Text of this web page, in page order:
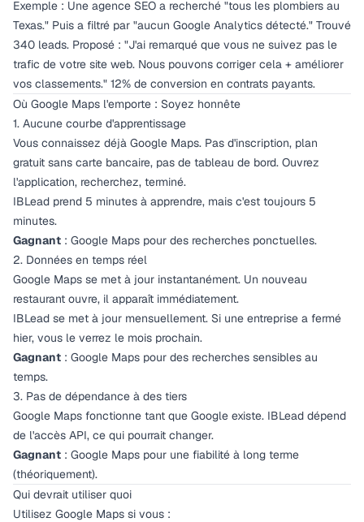
Exemple : Une agence SEO a recherché "tous les plombiers au
Texas." Puis a filtré par "aucun Google Analytics détecté." Trouvé
340 leads. Proposé : "J'ai remarqué que vous ne suivez pas le
trafic de votre site web. Nous pouvons corriger cela + améliorer
vos classements." 12% de conversion en contrats payants.
Où Google Maps l'emporte : Soyez honnête
1. Aucune courbe d'apprentissage
Vous connaissez déjà Google Maps. Pas d'inscription, plan
gratuit sans carte bancaire, pas de tableau de bord. Ouvrez
l'application, recherchez, terminé.
IBLead prend 5 minutes à apprendre, mais c'est toujours 5
minutes.
Gagnant : Google Maps pour des recherches ponctuelles.
2. Données en temps réel
Google Maps se met à jour instantanément. Un nouveau
restaurant ouvre, il apparaît immédiatement.
IBLead se met à jour mensuellement. Si une entreprise a fermé
hier, vous le verrez le mois prochain.
Gagnant : Google Maps pour des recherches sensibles au
temps.
3. Pas de dépendance à des tiers
Google Maps fonctionne tant que Google existe. IBLead dépend
de l'accès API, ce qui pourrait changer.
Gagnant : Google Maps pour une fiabilité à long terme
(théoriquement).
Qui devrait utiliser quoi
Utilisez Google Maps si vous :